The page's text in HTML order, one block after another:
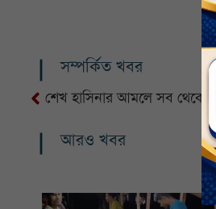
সম্পর্কিত খবর
শেখ হাসিনার আমলে সব থেকে
আরও খবর